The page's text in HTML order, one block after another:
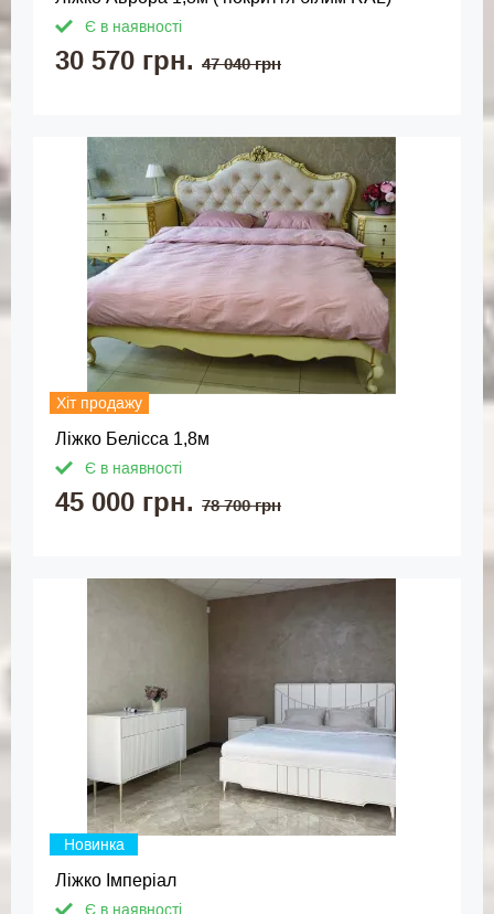
Є в наявності
30 570 грн. 47 040 грн
Хіт продажу
Ліжко Белісса 1,8м
Є в наявності
45 000 грн. 78 700 грн
Новинка
Ліжко Імперіал
Є в наявності